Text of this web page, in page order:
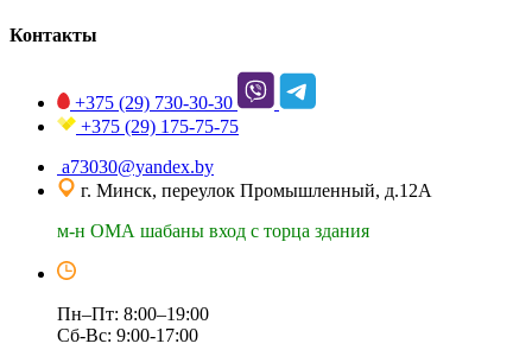
Контакты
+375 (29) 730-30-30
+375 (29) 175-75-75
a73030@yandex.by
г. Минск, переулок Промышленный, д.12А
м-н ОМА шабаны вход с торца здания
Пн–Пт: 8:00–19:00
Сб-Вс: 9:00-17:00